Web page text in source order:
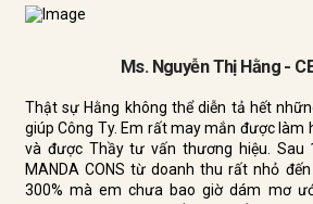
Ms. Nguyễn Thị Hằng -
Thật sự Hằng không thể diễn tả hết
giúp Công Ty. Em rất may mắn được làm
và được Thầy tư vấn thương hiệu. Sau
MANDA CONS từ doanh thu rất nhỏ
300% mà em chưa bao giờ dám mơ